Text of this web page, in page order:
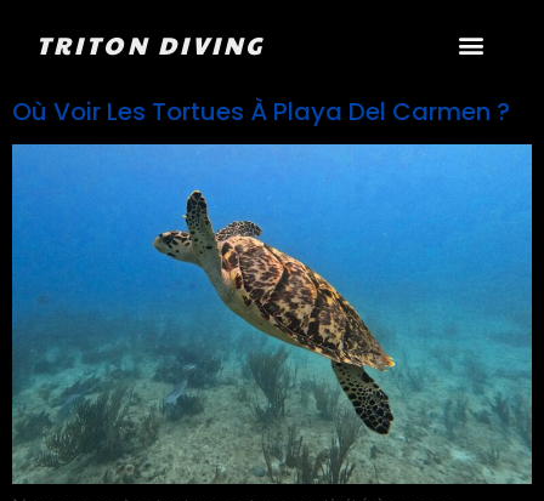
TRITON DIVING
Où Voir Les Tortues À Playa Del Carmen ?